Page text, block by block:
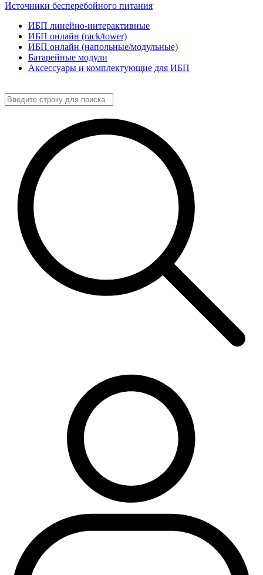
Источники бесперебойного питания
ИБП линейно-интерактивные
ИБП онлайн (rack/tower)
ИБП онлайн (напольные/модульные)
Батарейные модули
Аксессуары и комплектующие для ИБП